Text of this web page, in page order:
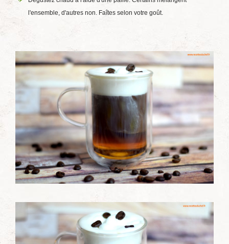
l'ensemble, d'autres non. Faîtes selon votre goût.